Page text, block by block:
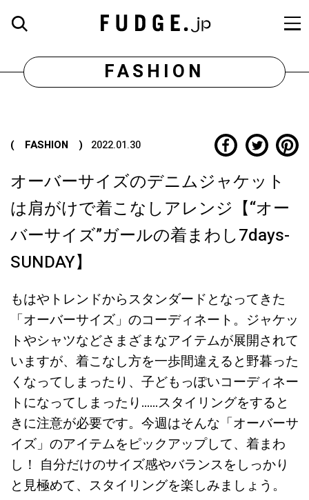
FASHION
( FASHION ) 2022.01.30
オーバーサイズのデニムジャケット
は肩がけで着こなしアレンジ【“オー
バーサイズ”ガールの着まわし7days-
SUNDAY】
もはやトレンドからスタンダードとなってきた
「オーバーサイズ」のコーディネート。ジャケッ
トやシャツなどさまざまなアイテムが展開されて
いますが、着こなし方を一歩間違えると野暮った
くなってしまったり、子どもっぽいコーディネー
トになってしまったり……スタイリングをすると
きに注意が必要です。今週はそんな「オーバーサ
イズ」のアイテムをピックアップして、着まわ
し！ 自分だけのサイズ感やバランスをしっかり
と見極めて、スタイリングを楽しみましょう。